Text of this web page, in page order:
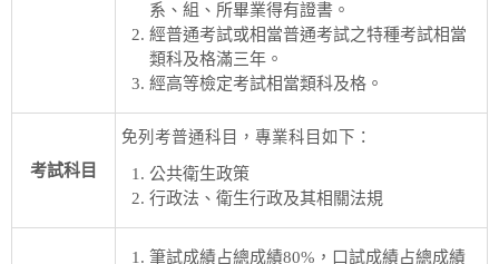
系、組、所畢業得有證書。
經普通考試或相當普通考試之特種考試相當
類科及格滿三年。
經高等檢定考試相當類科及格。
考試科目
免列考普通科目，專業科目如下：
公共衛生政策
行政法、衛生行政及其相關法規
筆試成績占總成績80%，口試成績占總成績